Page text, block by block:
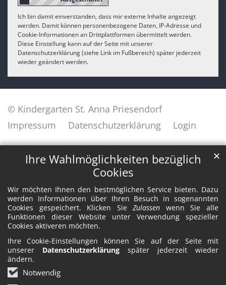
Ihre Wahlmöglichkeiten bezüglich
Cookies
Wir möchten Ihnen den bestmöglichen Service bieten. Dazu
werden Informationen über Ihren Besuch in sogenannten
Cookies gespeichert. Klicken SieZulassen wenn Sie alle
Funktionen dieser Website unter Verwendung spezieller
Cookies aktiveren möchten.
Ihre Cookie-Einstellungen können Sie auf der Seite mit
unserer Datenschutzerklärung später jederzeit wieder
ändern.
Notwendig
✕
Ich bin damit einverstanden, dass mir externe Inhalte angezeigt
werden. Damit können personenbezogene Daten, IP-Adresse und
Cookie-Informationen an Drittplattformen übermittelt werden.
Diese Einstellung kann auf der Seite mit unserer
Datenschutzerklärung (siehe Link im Fußbereich) später jederzeit
wieder geändert werden.
© Kindergarten St. Anna Priesendorf
Impressum
Datenschutzerklärung Login